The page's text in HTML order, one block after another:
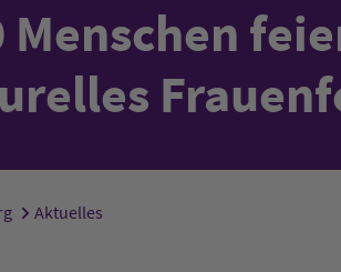
Menschen
Aktuelles